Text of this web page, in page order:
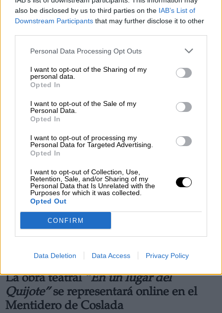
also be disclosed by us to third parties on the IAB’s List of
Downstream Participants that may further disclose it to other
Personal Data Processing Opt Outs
I want to opt-out of the Sharing of my
personal data.
Opted In
I want to opt-out of the Sale of my
Personal Data.
Opted In
I want to opt-out of processing my
Personal Data for Targeted Advertising.
Opted In
I want to opt-out of Collection, Use,
Retention, Sale, and/or Sharing of my
Personal Data that Is Unrelated with the
Purposes for which it was collected.
Opted Out
CONFIRM
Data Deletion Data Access Privacy Policy
Los Morancos publican su segunda
canción sobre el coronavirus en el
confinamiento
Más artículos de este autor
viernes, 8 de mayo de 2020
La obra teatral“En un lugar del
Quijote” se representará online en el
Mentidero de Coslada